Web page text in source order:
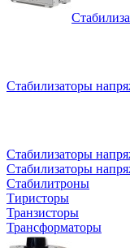
Стабилизаторы
Стабилизаторы
Стабилизаторы
Стабилитроны
Тиристоры
Транзисторы
Трансформаторы